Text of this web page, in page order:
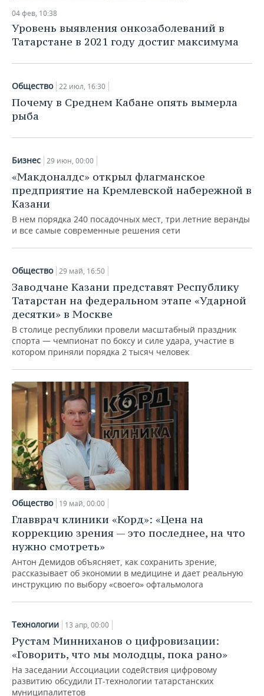
04 фев, 10:38
Уровень выявления онкозаболеваний в
Татарстане в 2021 году достиг максимума
Общество 22 июл, 16:30
Почему в Среднем Кабане опять вымерла
рыба
Бизнес 29 июн, 00:00
«Макдоналдс» открыл флагманское
предприятие на Кремлевской набережной в
Казани
В нем порядка 240 посадочных мест, три летние веранды
и все самые современные решения сети
Общество 29 май, 16:50
Заводчане Казани представят Республику
Татарстан на федеральном этапе «Ударной
десятки» в Москве
В столице республики провели масштабный праздник
спорта — чемпионат по боксу и силе удара, участие в
котором приняли порядка 2 тысяч человек
Общество 19 май, 00:00
Главврач клиники «Корд»: «Цена на
коррекцию зрения — это последнее, на что
нужно смотреть»
Антон Демидов объясняет, как сохранить зрение,
рассказывает об экономии в медицине и дает реальную
инструкцию по выбору «своего» офтальмолога
Технологии 13 апр, 00:00
Рустам Минниханов о цифровизации:
«Говорить, что мы молодцы, пока рано»
На заседании Ассоциации содействия цифровому
развитию обсудили IT-технологии татарстанских
муниципалитетов